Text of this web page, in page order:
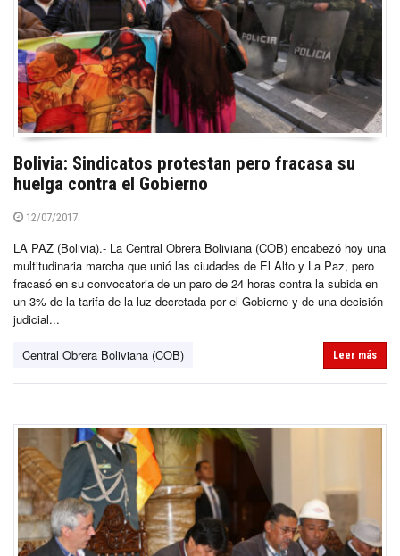
Bolivia: Sindicatos protestan pero fracasa su
huelga contra el Gobierno
12/07/2017
LA PAZ (Bolivia).- La Central Obrera Boliviana (COB) encabezó hoy una
multitudinaria marcha que unió las ciudades de El Alto y La Paz, pero
fracasó en su convocatoria de un paro de 24 horas contra la subida en
un 3% de la tarifa de la luz decretada por el Gobierno y de una decisión
judicial...
Central Obrera Boliviana (COB) Leer más